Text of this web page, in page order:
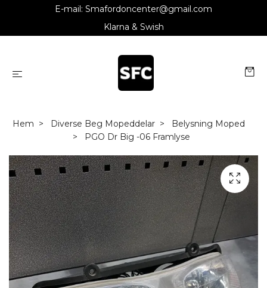
E-mail: Smafordoncenter@gmail.com
Klarna & Swish
Hem Diverse Beg Mopeddelar
Belysning Moped
PGO Dr Big -06 Framlyse